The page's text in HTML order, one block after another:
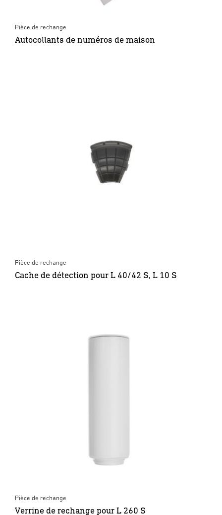
Pièce de rechange
Autocollants de numéros de maison
Pièce de rechange
Cache de détection pour L 40/42 S, L 10 S
Pièce de rechange
Verrine de rechange pour L 260 S